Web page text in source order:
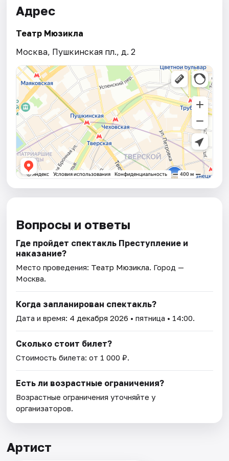
Адрес
Театр Мюзикла
Москва, Пушкинская пл., д. 2
Вопросы и ответы
Где пройдет спектакль Преступление и
наказание?
Место проведения: Театр Мюзикла. Город —
Москва.
Когда запланирован спектакль?
Дата и время: 4 декабря 2026 • пятница • 14:00.
Сколько стоит билет?
Стоимость билета: от 1 000 ₽.
Есть ли возрастные ограничения?
Возрастные ограничения уточняйте у
организаторов.
Артист